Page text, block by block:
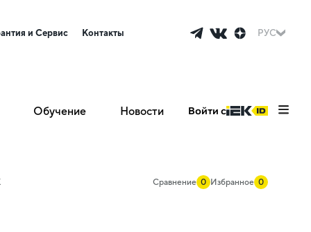
и Сервис Контакты РУС
Обучение Новости Войти с
Сравнение 0 Избранное 0